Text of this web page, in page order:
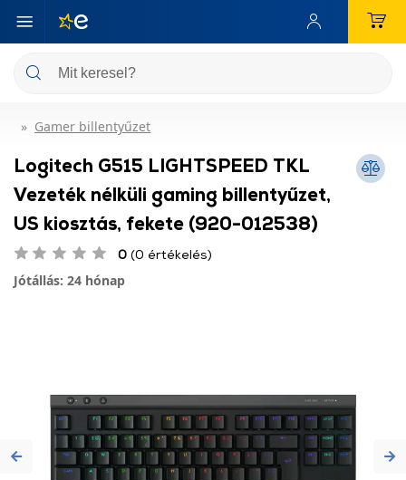
Gamer billentyűzet
Logitech G515 LIGHTSPEED TKL
Vezeték nélküli gaming billentyűzet,
US kiosztás, fekete (920-012538)
0 (0 értékelés)
Jótállás: 24 hónap
Previous